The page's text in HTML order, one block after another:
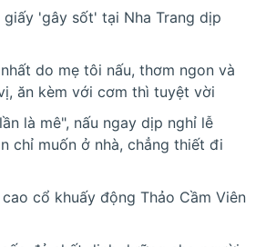
'gây sốt' tại Nha Trang dịp
do mẹ tôi nấu, thơm ngon và
ăn kèm với cơm thì tuyệt vời
là mê", nấu ngay dịp nghỉ lễ
chỉ muốn ở nhà, chẳng thiết đi
cổ khuấy động Thảo Cầm Viên